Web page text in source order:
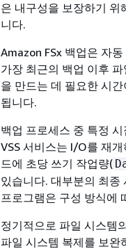
은 내구성을 보장하기
니다.
Amazon FSx 백업은 자
가장 최근의 백업 이후
을 만드는 데 필요한 시
됩니다.
백업 프로세스 중 특정
VSS 서비스는 I/O를 재
드에 초당 쓰기 작업량(
있습니다. 대부분의 최
프로그램은 구성 방식에
정기적으로 파일 시스템
파일 시스템 복제를 보완